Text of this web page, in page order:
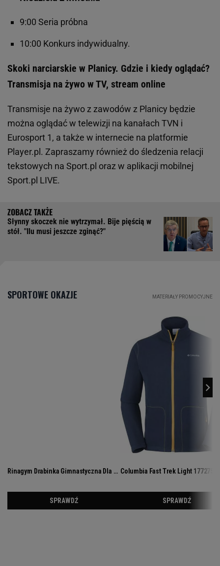
9:00 Seria próbna
10:00 Konkurs indywidualny.
Skoki narciarskie w Planicy. Gdzie i kiedy oglądać?
Transmisja na żywo w TV, stream online
Transmisje na żywo z zawodów z Planicy będzie
można oglądać w telewizji na kanałach TVN i
Eurosport 1, a także w internecie na platformie
Player.pl. Zapraszamy również do śledzenia relacji
tekstowych na Sport.pl oraz w aplikacji mobilnej
Sport.pl LIVE.
Słynny skoczek nie wytrzymał. Bije pięścią w
stół. "Ilu musi jeszcze zginąć?"